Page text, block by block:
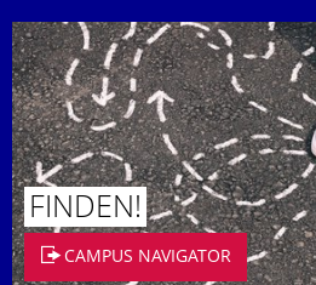
FINDEN!
CAMPUS NAVIGATOR